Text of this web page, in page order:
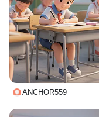
ANCHOR559